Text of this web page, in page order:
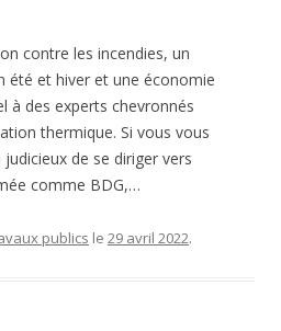
contre les incendies, un
et hiver et une économie
à des experts chevronnés
thermique. Si vous vous
de se diriger vers
comme BDG,…
publics le 29 avril 2022.